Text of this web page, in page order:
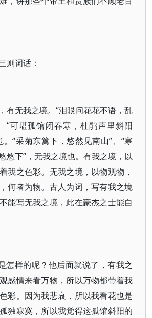
则词话：
有无我之境。“泪眼问花花不语，乱
“可堪孤馆闭春寒，杜鹃声里斜阳
“采菊东篱下，悠然见南山”、“寒
悠下”，无我之境也。有我之境，以
我之色彩。无我之境，以物观物，
何者为物。古人为词，写有我之境
能写无我之境，此在豪杰之士能自
怎样的呢？他后面就说了，有我之
感情来看万物，所以万物都带着我
彩。因为我悲哀，所以我看花也是
独寂寞，所以我觉得这孤馆斜阳的